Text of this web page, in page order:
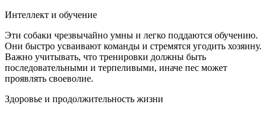
Интеллект и обучение
Эти собаки чрезвычайно умны и легко поддаются обучению.
Они быстро усваивают команды и стремятся угодить хозяину.
Важно учитывать, что тренировки должны быть
последовательными и терпеливыми, иначе пес может
проявлять своеволие.
Здоровье и продолжительность жизни